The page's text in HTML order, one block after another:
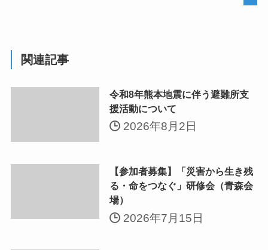
関連記事
令和8年熊本地震に伴う避難所支
援活動について
2026年8月2日
【参加者募集】「災害から生き残
る・命をつなぐ」研修会（青森会
場）
2026年7月15日